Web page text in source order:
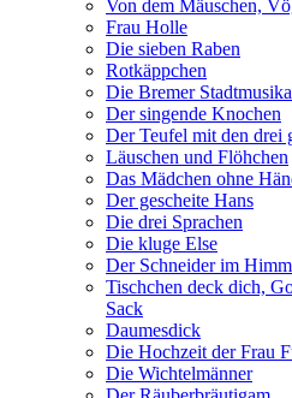
Von dem Mäuschen,
Frau Holle
Die sieben Raben
Rotkäppchen
Die Bremer
Der singende Knochen
Der Teufel mit den drei
Läuschen und Flöhchen
Das Mädchen ohne
Der gescheite Hans
Die drei Sprachen
Die kluge Else
Der Schneider im
Tischchen deck dich,
Sack
Daumesdick
Die Hochzeit der Frau
Die Wichtelmänner